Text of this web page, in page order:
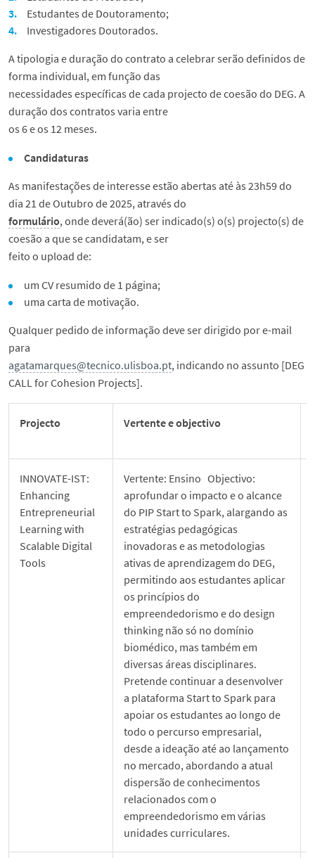
Estudantes de Doutoramento;
Investigadores Doutorados.
A tipologia e duração do contrato a celebrar serão definidos de
forma individual, em função das
necessidades específicas de cada projecto de coesão do DEG. A
duração dos contratos varia entre
os 6 e os 12 meses.
Candidaturas
As manifestações de interesse estão abertas até às 23h59 do
dia 21 de Outubro de 2025, através do
formulário, onde deverá(ão) ser indicado(s) o(s) projecto(s) de
coesão a que se candidatam, e ser
feito o upload de:
um CV resumido de 1 página;
uma carta de motivação.
Qualquer pedido de informação deve ser dirigido por e-mail
para
agatamarques@tecnico.ulisboa.pt, indicando no assunto [DEG
CALL for Cohesion Projects].
Projecto Vertente e objectivo
INNOVATE-IST:
Enhancing
Entrepreneurial
Learning with
Scalable Digital
Tools
Vertente: Ensino Objectivo:
aprofundar o impacto e o alcance
do PIP Start to Spark, alargando as
estratégias pedagógicas
inovadoras e as metodologias
ativas de aprendizagem do DEG,
permitindo aos estudantes aplicar
os princípios do
empreendedorismo e do design
thinking não só no domínio
biomédico, mas também em
diversas áreas disciplinares.
Pretende continuar a desenvolver
a plataforma Start to Spark para
apoiar os estudantes ao longo de
todo o percurso empresarial,
desde a ideação até ao lançamento
no mercado, abordando a atual
dispersão de conhecimentos
relacionados com o
empreendedorismo em várias
unidades curriculares.